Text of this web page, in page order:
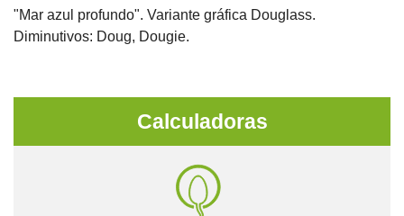
"Mar azul profundo". Variante gráfica Douglass.
Diminutivos: Doug, Dougie.
Calculadoras